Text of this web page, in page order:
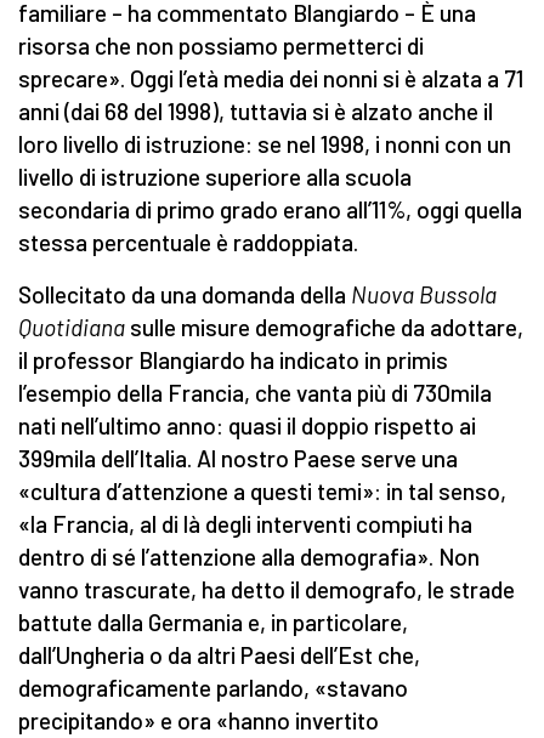
familiare – ha commentato Blangiardo – È una
risorsa che non possiamo permetterci di
sprecare». Oggi l’età media dei nonni si è alzata a 71
anni (dai 68 del 1998), tuttavia si è alzato anche il
loro livello di istruzione: se nel 1998, i nonni con un
livello di istruzione superiore alla scuola
secondaria di primo grado erano all’11%, oggi quella
stessa percentuale è raddoppiata.
Sollecitato da una domanda della Nuova Bussola
Quotidiana sulle misure demografiche da adottare,
il professor Blangiardo ha indicato in primis
l’esempio della Francia, che vanta più di 730mila
nati nell’ultimo anno: quasi il doppio rispetto ai
399mila dell’Italia. Al nostro Paese serve una
«cultura d’attenzione a questi temi»: in tal senso,
«la Francia, al di là degli interventi compiuti ha
dentro di sé l’attenzione alla demografia». Non
vanno trascurate, ha detto il demografo, le strade
battute dalla Germania e, in particolare,
dall’Ungheria o da altri Paesi dell’Est che,
demograficamente parlando, «stavano
precipitando» e ora «hanno invertito